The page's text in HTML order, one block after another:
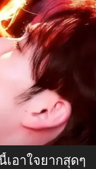
อาใจยากสุดๆ